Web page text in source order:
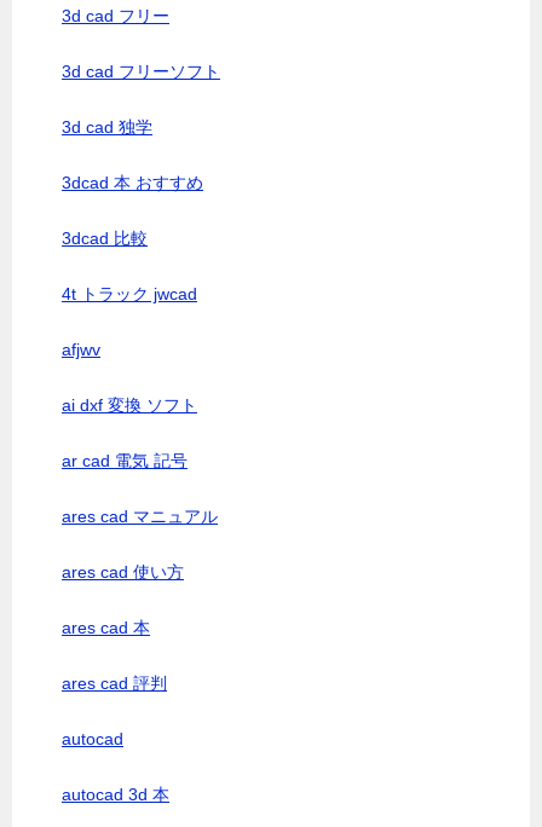
3d cad フリー
3d cad フリーソフト
3d cad 独学
3dcad 本 おすすめ
3dcad 比較
4t トラック jwcad
afjwv
ai dxf 変換 ソフト
ar cad 電気 記号
ares cad マニュアル
ares cad 使い方
ares cad 本
ares cad 評判
autocad
autocad 3d 本